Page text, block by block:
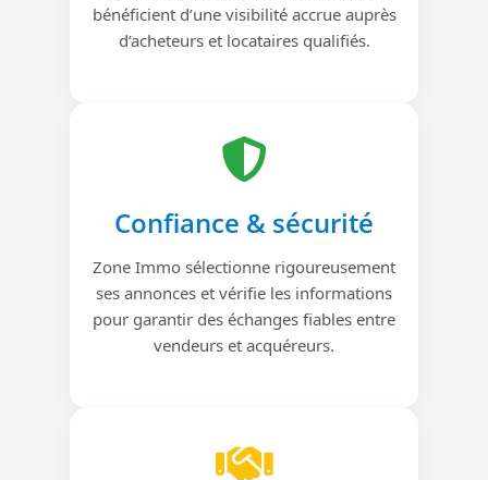
bénéficient d’une visibilité accrue auprès
d’acheteurs et locataires qualifiés.
Confiance & sécurité
Zone Immo sélectionne rigoureusement
ses annonces et vérifie les informations
pour garantir des échanges fiables entre
vendeurs et acquéreurs.